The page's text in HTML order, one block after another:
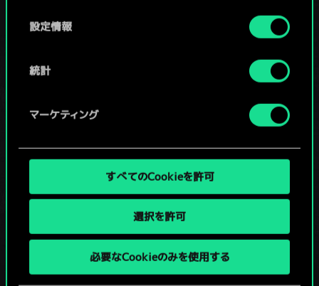
設定情報
統計
マーケティング
すべてのCookieを許可
選択を許可
必要なCookieのみを使用する
ソーシャルメディア